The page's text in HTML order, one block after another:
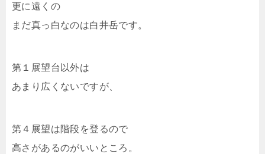
更に遠くの
まだ真っ白なのは白井岳です。
第１展望台以外は
あまり広くないですが、
第４展望は階段を登るので
高さがあるのがいいところ。